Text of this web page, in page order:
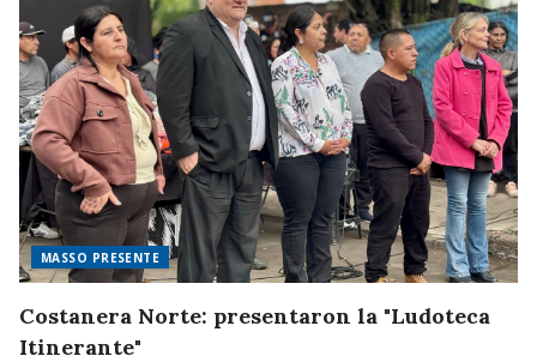
MASSO PRESENTE
Costanera Norte: presentaron la "Ludoteca
Itinerante"